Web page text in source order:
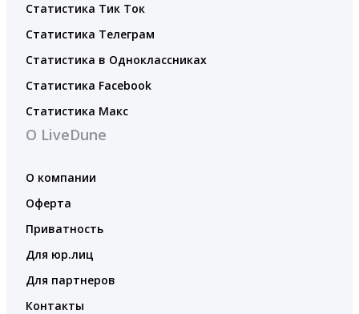
Статистика Тик Ток
Статистика Телеграм
Статистика в Одноклассниках
Статистика Facebook
Статистика Макс
О LiveDune
О компании
Оферта
Приватность
Для юр.лиц
Для партнеров
Контакты